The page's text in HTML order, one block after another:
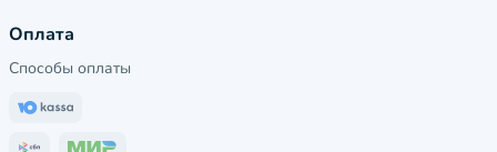
Оплата
Способы оплаты